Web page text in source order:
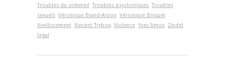
Troubles du sommeil Troubles psychotiques Troubles
sexuels Véronique Brand-Arpon Véronique Briquet
Vieillissement Vincent Trybou Violence Yves Simon
Zindel
Segal